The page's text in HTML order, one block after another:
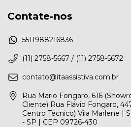
Contate-nos
5511988216836
(11) 2758-5667 / (11) 2758-5672
contato@itaassistiva.com.br
Rua Mario Fongaro, 616
Cliente) Rua Flávio Fongaro,
Centro Técnico) Vila Marlene |
- SP | CEP 09726-430